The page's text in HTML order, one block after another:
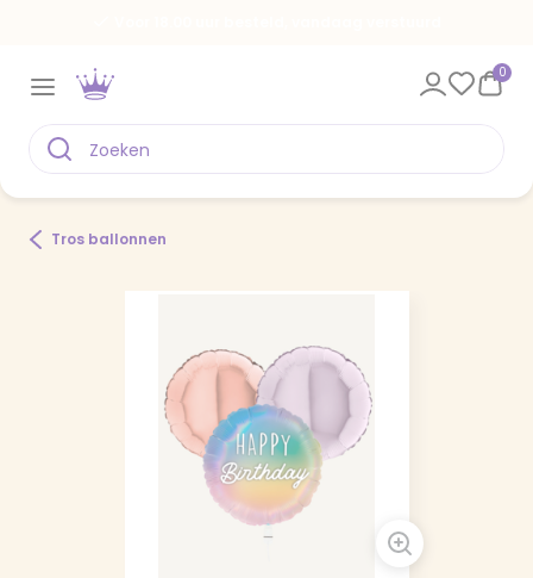
0
Tros ballonnen